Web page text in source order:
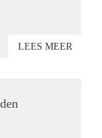
LEES MEER